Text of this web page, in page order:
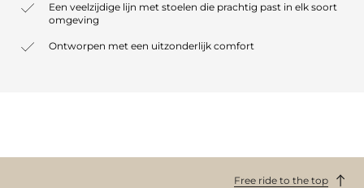
Een veelzijdige lijn met stoelen die prachtig past in elk soort
omgeving
Ontworpen met een uitzonderlijk comfort
Free ride to the top